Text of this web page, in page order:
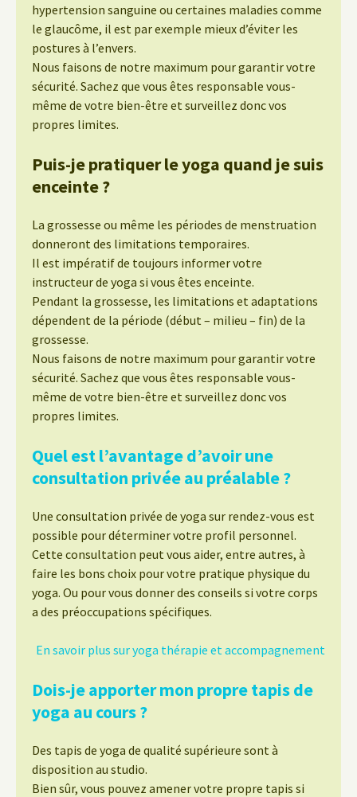
hypertension sanguine ou certaines maladies comme
le glaucôme, il est par exemple mieux d’éviter les
postures à l’envers.
Nous faisons de notre maximum pour garantir votre
sécurité. Sachez que vous êtes responsable vous-
même de votre bien-être et surveillez donc vos
propres limites.
Puis-je pratiquer le yoga quand je suis
enceinte ?
La grossesse ou même les périodes de menstruation
donneront des limitations temporaires.
Il est impératif de toujours informer votre
instructeur de yoga si vous êtes enceinte.
Pendant la grossesse, les limitations et adaptations
dépendent de la période (début – milieu – fin) de la
grossesse.
Nous faisons de notre maximum pour garantir votre
sécurité. Sachez que vous êtes responsable vous-
même de votre bien-être et surveillez donc vos
propres limites.
Quel est l’avantage d’avoir une
consultation privée au préalable ?
Une consultation privée de yoga sur rendez-vous est
possible pour déterminer votre profil personnel.
Cette consultation peut vous aider, entre autres, à
faire les bons choix pour votre pratique physique du
yoga. Ou pour vous donner des conseils si votre corps
a des préoccupations spécifiques.
En savoir plus sur yoga thérapie et accompagnement
Dois-je apporter mon propre tapis de
yoga au cours ?
Des tapis de yoga de qualité supérieure sont à
disposition au studio.
Bien sûr, vous pouvez amener votre propre tapis si